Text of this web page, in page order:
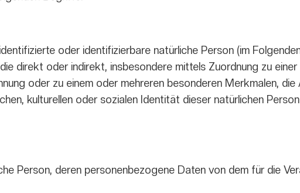
oder identifizierbare natürliche Person (im
direkt oder indirekt, insbesondere mittels Zuordnung zu einer
oder zu einem oder mehreren besonderen Merkmalen,
kulturellen oder sozialen Identität dieser natürlichen
Person, deren personenbezogene Daten von dem für die